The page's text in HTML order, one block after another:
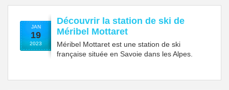
JAN
19
2023
Découvrir la station de ski de
Méribel Mottaret
Méribel Mottaret est une station de ski
française située en Savoie dans les Alpes.